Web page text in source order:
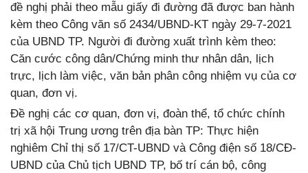
đề nghị phải theo mẫu giấy đi đường đã được ban hành
kèm theo Công văn số 2434/UBND-KT ngày 29-7-2021
của UBND TP. Người đi đường xuất trình kèm theo:
Căn cước công dân/Chứng minh thư nhân dân, lịch
trực, lịch làm việc, văn bản phân công nhiệm vụ của cơ
quan, đơn vị.
Đề nghị các cơ quan, đơn vị, đoàn thể, tổ chức chính
trị xã hội Trung ương trên địa bàn TP: Thực hiện
nghiêm Chỉ thị số 17/CT-UBND và Công điện số 18/CĐ-
UBND của Chủ tịch UBND TP, bố trí cán bộ, công